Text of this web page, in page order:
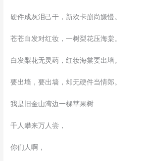
硬件成灰泪己干，新欢卡崩尚嫌慢。
苍苍白发对红妆，一树梨花压海棠。
白发梨花无灵药，红妆海棠要出墙。
要出墙，要出墙，却无硬件当情郎。
我是旧金山湾边一棵苹果树
千人攀来万人尝，
你们人啊，